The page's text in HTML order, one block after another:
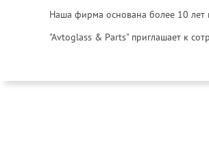
Наша фирма основана более 10 лет
"Avtoglass & Parts" приглашает к